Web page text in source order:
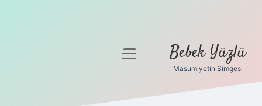
menüyü
Bebek Yüzlü
Masumiyetin Simgesi